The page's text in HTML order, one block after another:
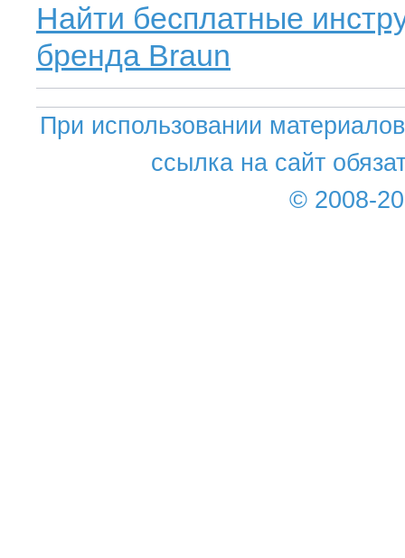
Найти бесплатные
бренда Braun
При использовании
ссылка на сайт
© 2008-